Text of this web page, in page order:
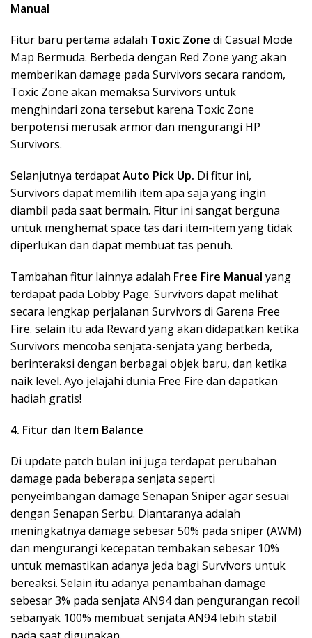
Manual
Fitur baru pertama adalah Toxic Zone di Casual Mode
Map Bermuda. Berbeda dengan Red Zone yang akan
memberikan damage pada Survivors secara random,
Toxic Zone akan memaksa Survivors untuk
menghindari zona tersebut karena Toxic Zone
berpotensi merusak armor dan mengurangi HP
Survivors.
Selanjutnya terdapatAuto Pick Up. Di fitur ini,
Survivors dapat memilih item apa saja yang ingin
diambil pada saat bermain. Fitur ini sangat berguna
untuk menghemat space tas dari item-item yang tidak
diperlukan dan dapat membuat tas penuh.
Tambahan fitur lainnya adalah Free Fire Manual yang
terdapat pada Lobby Page. Survivors dapat melihat
secara lengkap perjalanan Survivors di Garena Free
Fire. selain itu ada Reward yang akan didapatkan ketika
Survivors mencoba senjata-senjata yang berbeda,
berinteraksi dengan berbagai objek baru, dan ketika
naik level. Ayo jelajahi dunia Free Fire dan dapatkan
hadiah gratis!
4. Fitur dan Item Balance
Di update patch bulan ini juga terdapat perubahan
damage pada beberapa senjata seperti
penyeimbangan damage Senapan Sniper agar sesuai
dengan Senapan Serbu. Diantaranya adalah
meningkatnya damage sebesar 50% pada sniper (AWM)
dan mengurangi kecepatan tembakan sebesar 10%
untuk memastikan adanya jeda bagi Survivors untuk
bereaksi. Selain itu adanya penambahan damage
sebesar 3% pada senjata AN94 dan pengurangan recoil
sebanyak 100% membuat senjata AN94 lebih stabil